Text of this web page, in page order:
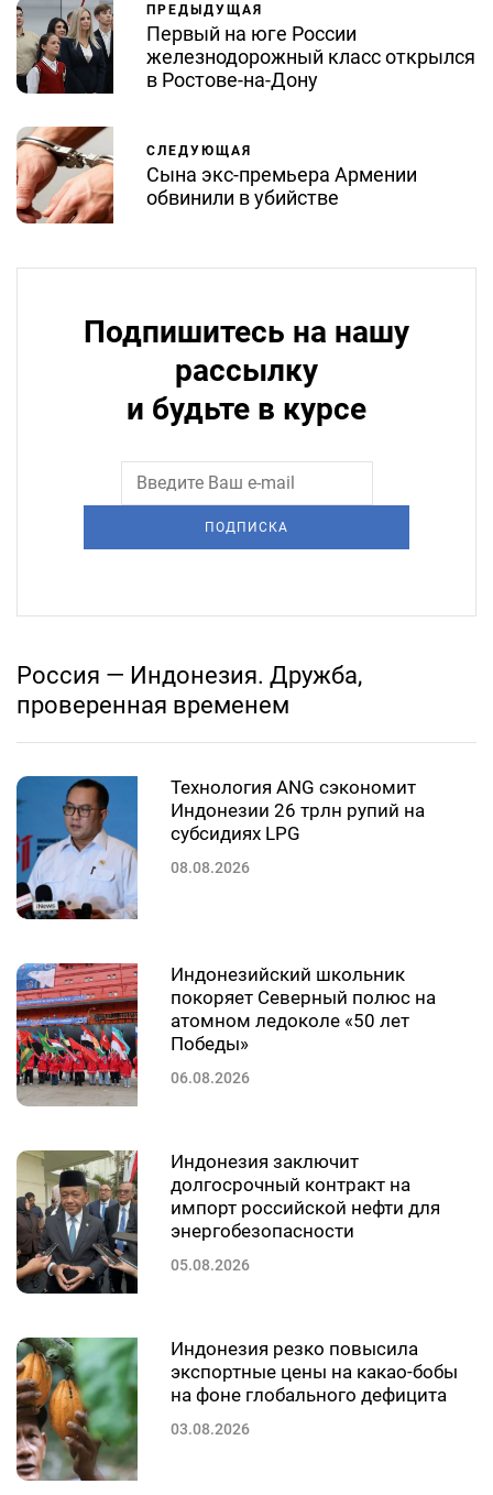
ПРЕДЫДУЩАЯ
Первый на юге России
железнодорожный класс открылся
в Ростове-на-Дону
СЛЕДУЮЩАЯ
Сына экс-премьера Армении
обвинили в убийстве
Подпишитесь на нашу
рассылку
и будьте в курсе
ПОДПИСКА
Россия — Индонезия. Дружба,
проверенная временем
Технология ANG сэкономит
Индонезии 26 трлн рупий на
субсидиях LPG
08.08.2026
Индонезийский школьник
покоряет Северный полюс на
атомном ледоколе «50 лет
Победы»
06.08.2026
Индонезия заключит
долгосрочный контракт на
импорт российской нефти для
энергобезопасности
05.08.2026
Индонезия резко повысила
экспортные цены на какао-бобы
на фоне глобального дефицита
03.08.2026